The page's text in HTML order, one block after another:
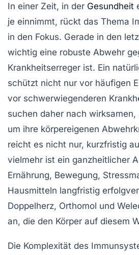
In einer Zeit, in der Gesundheit
je einnimmt, rückt das Thema
in den Fokus. Gerade in den
wichtig eine robuste Abwehr
Krankheitserreger ist. Ein
schützt nicht nur vor häufigen
vor schwerwiegenderen
suchen daher nach
um ihre körpereigenen
reicht es nicht nur, kurzfristig
vielmehr ist ein ganzheitlicher
Ernährung, Bewegung,
Hausmitteln langfristig
Doppelherz, Orthomol und
an, die den Körper auf diesem
Die Komplexität des